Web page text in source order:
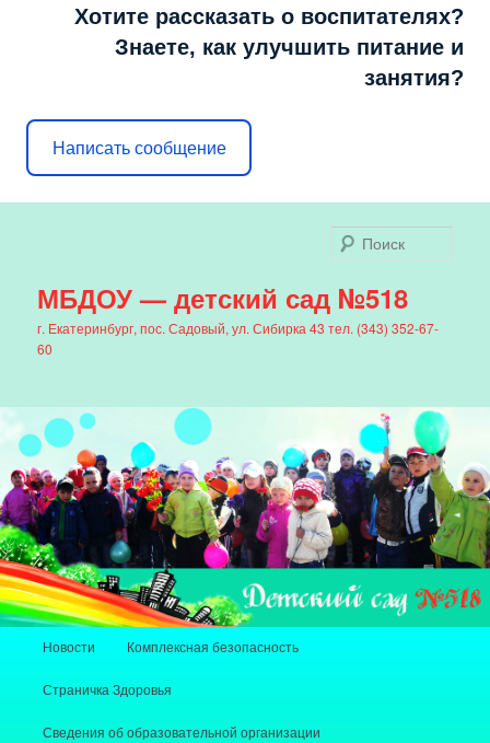
Хотите рассказать о воспитателях?
Знаете, как улучшить питание и
занятия?
Написать сообщение
МБДОУ — детский сад №518
г. Екатеринбург, пос. Садовый, ул. Сибирка 43 тел. (343) 352-67-
60
Перейти к основному содержимому
Перейти к дополнительному содержимому
Новости Комплексная безопасность
Страничка Здоровья
Сведения об образовательной организации